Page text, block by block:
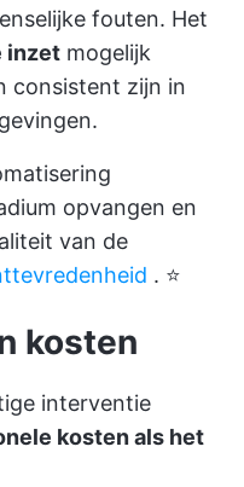
fouten. Het
inzet mogelijk
consistent zijn in
opvangen en
van de
. ⭐
kosten
interventie
kosten als het